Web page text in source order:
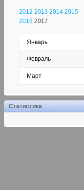
2012 2013 2014 2015
2016 2017
Январь
Февраль
Март
Статистика